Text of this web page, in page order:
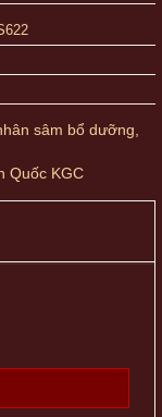
sâm bổ dưỡng,
Quốc KGC